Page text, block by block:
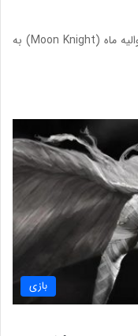
پس از پایا‌ن‌بندی نفس‌گیر فصل اول سریال شوالیه ماه (Moon Knight) به
بازی